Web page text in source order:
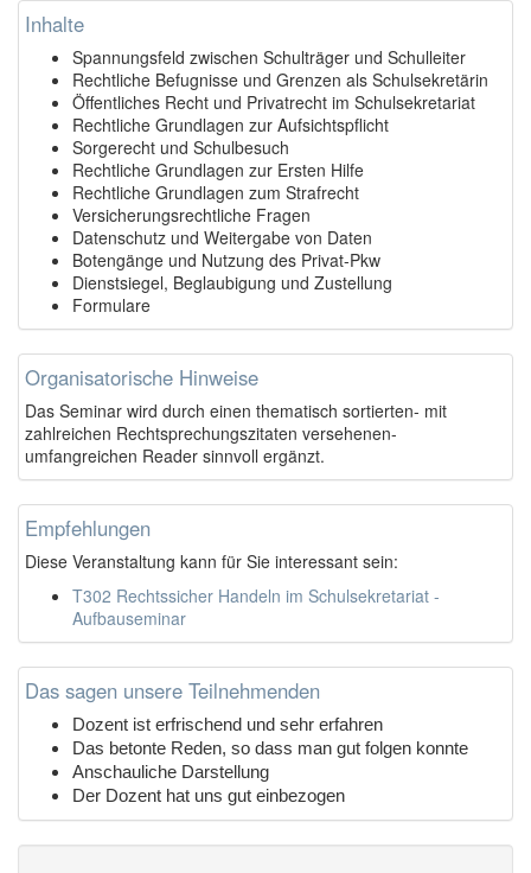
Inhalte
Spannungsfeld zwischen Schulträger und Schulleiter
Rechtliche Befugnisse und Grenzen als Schulsekretärin
Öffentliches Recht und Privatrecht im Schulsekretariat
Rechtliche Grundlagen zur Aufsichtspflicht
Sorgerecht und Schulbesuch
Rechtliche Grundlagen zur Ersten Hilfe
Rechtliche Grundlagen zum Strafrecht
Versicherungsrechtliche Fragen
Datenschutz und Weitergabe von Daten
Botengänge und Nutzung des Privat-Pkw
Dienstsiegel, Beglaubigung und Zustellung
Formulare
Organisatorische Hinweise
Das Seminar wird durch einen thematisch sortierten- mit
zahlreichen Rechtsprechungszitaten versehenen-
umfangreichen Reader sinnvoll ergänzt.
Empfehlungen
Diese Veranstaltung kann für Sie interessant sein:
T302 Rechtssicher Handeln im Schulsekretariat -
Aufbauseminar
Das sagen unsere Teilnehmenden
Dozent ist erfrischend und sehr erfahren
Das betonte Reden, so dass man gut folgen konnte
Anschauliche Darstellung
Der Dozent hat uns gut einbezogen